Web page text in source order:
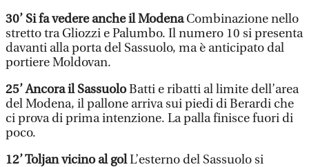
30’ Si fa vedere anche il ModenaCombinazione nello
stretto tra Gliozzi e Palumbo. Il numero 10 si presenta
davanti alla porta del Sassuolo, ma è anticipato dal
portiere Moldovan.
25’ Ancora il SassuoloBatti e ribatti al limite dell’area
del Modena, il pallone arriva sui piedi di Berardi che
ci prova di prima intenzione. La palla finisce fuori di
poco.
12’ Toljan vicino al golL’esterno del Sassuolo si